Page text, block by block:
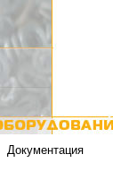
Документация